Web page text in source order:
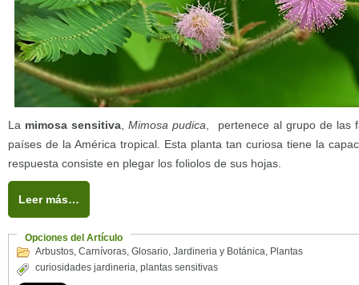
La mimosa sensitiva ,Mimosa pudica , pertenece al grupo de las
países de la América tropical. Esta planta tan curiosa tiene la
respuesta consiste en plegar los foliolos de sus hojas.
Leer más…
Opciones del Artículo
Arbustos, Carnívoras, Glosario, Jardineria y Botánica, Plantas
curiosidades jardineria, plantas sensitivas